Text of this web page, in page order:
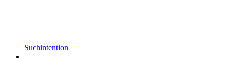
Suchintention